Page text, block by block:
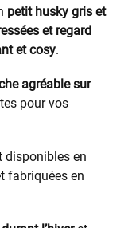
petit husky gris et
et regard
et cosy.
agréable sur
pour vos
disponibles en
fabriquées en